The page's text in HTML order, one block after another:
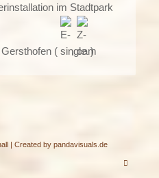
im Stadtpark
( , )
| Created by pandavisuals.de